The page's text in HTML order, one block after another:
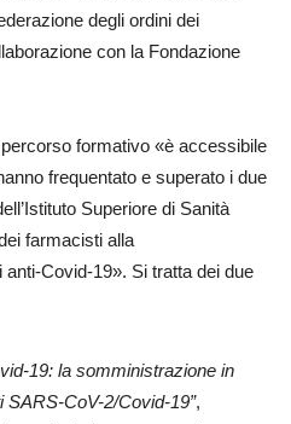
degli ordini dei
con la Fondazione
formativo «è accessibile
frequentato e superato i due
Superiore di Sanità
farmacisti alla
Covid-19». Si tratta dei due
19: la somministrazione in
CoV-2/Covid-19”,